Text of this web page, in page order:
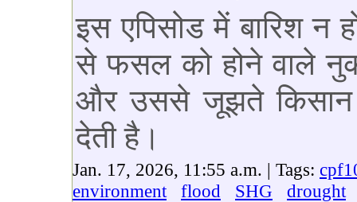
इस एपिसोड में बारिश न
से फसल को होने वाले
और उससे जूझते किसान
देती है।
Jan. 17, 2026, 11:55 a.m. | Tags:
environment
flood SHG drought